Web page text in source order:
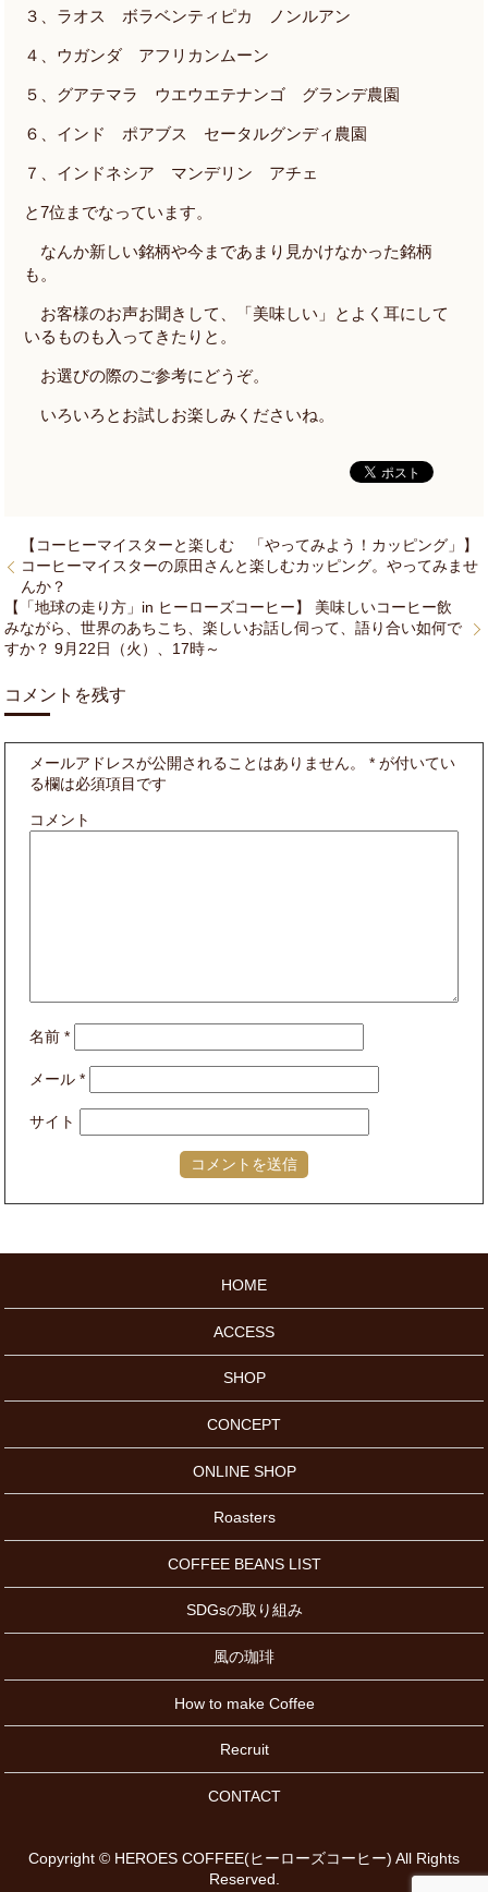
３、ラオス ボラベンティピカ ノンルアン
４、ウガンダ アフリカンムーン
５、グアテマラ ウエウエテナンゴ グランデ農園
６、インド ポアブス セータルグンディ農園
７、インドネシア マンデリン アチェ
と7位までなっています。
なんか新しい銘柄や今まであまり見かけなかった銘柄
も。
お客様のお声お聞きして、「美味しい」とよく耳にして
いるものも入ってきたりと。
お選びの際のご参考にどうぞ。
いろいろとお試しお楽しみくださいね。
【コーヒーマイスターと楽しむ 「やってみよう！カッピング」】
コーヒーマイスターの原田さんと楽しむカッピング。やってみませ
んか？
【「地球の走り方」in ヒーローズコーヒー】 美味しいコーヒー飲
みながら、世界のあちこち、楽しいお話し伺って、語り合い如何で
すか？ 9月22日（火）、17時～
コメントを残す
メールアドレスが公開されることはありません。 * が付いてい
る欄は必須項目です
コメント
名前*
メール*
サイト
HOME
ACCESS
SHOP
CONCEPT
ONLINE SHOP
Roasters
COFFEE BEANS LIST
SDGsの取り組み
風の珈琲
How to make Coffee
Recruit
CONTACT
Copyright © HEROES COFFEE(ヒーローズコーヒー) All Rights
Reserved.